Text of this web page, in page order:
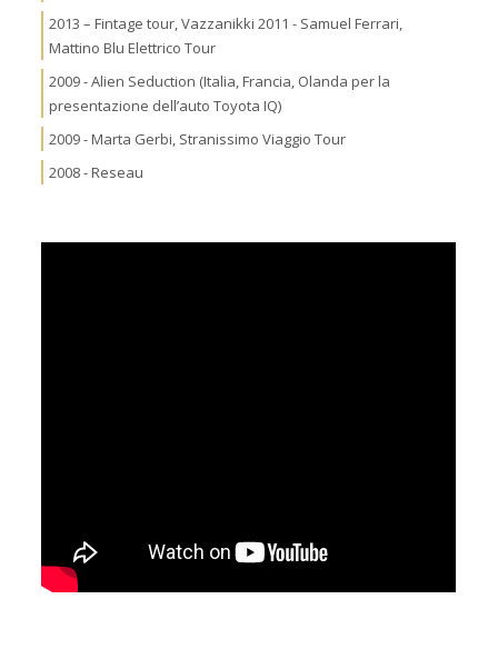
2013 – Fintage tour, Vazzanikki 2011 - Samuel Ferrari,
Mattino Blu Elettrico Tour
2009 - Alien Seduction (Italia, Francia, Olanda per la
presentazione dell’auto Toyota IQ)
2009 - Marta Gerbi, Stranissimo Viaggio Tour
2008 - Reseau